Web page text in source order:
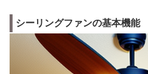
シーリングファンの基本機能